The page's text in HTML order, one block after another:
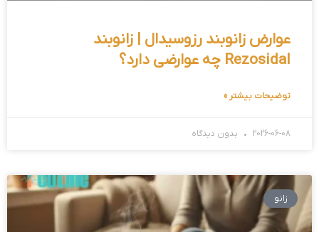
عوارض زانوبند رزوسیدال | زانوبند
Rezosidal چه عوارضی دارد؟
توضیحات بیشتر »
2026-06-08 بدون دیدگاه
زانو